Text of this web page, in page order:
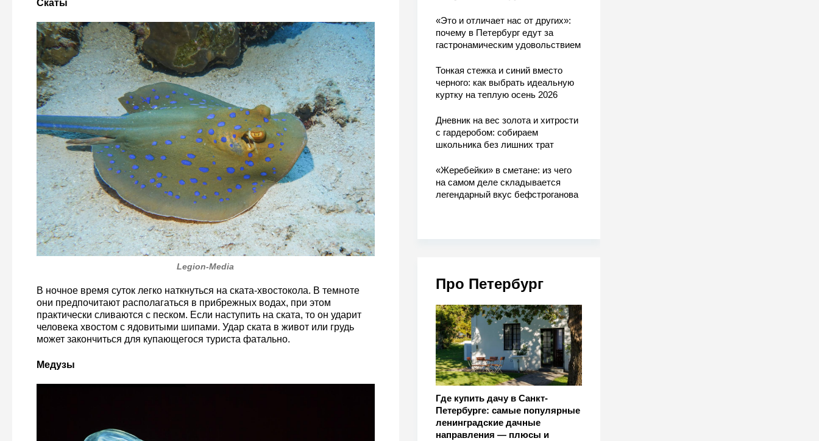
«Это и отличает нас от других»:
почему в Петербург едут за
гастронамическим удовольствием
Тонкая стежка и синий вместо
черного: как выбрать идеальную
куртку на теплую осень 2026
Дневник на вес золота и хитрости
с гардеробом: собираем
школьника без лишних трат
«Жеребейки» в сметане: из чего
на самом деле складывается
легендарный вкус бефстроганова
Про Петербург
Где купить дачу в Санкт-
Петербурге: самые популярные
ленинградские дачные
направления — плюсы и
Скаты
Legion-Media
В ночное время суток легко наткнуться на ската-хвостокола. В темноте
они предпочитают располагаться в прибрежных водах, при этом
практически сливаются с песком. Если наступить на ската, то он ударит
человека хвостом с ядовитыми шипами. Удар ската в живот или грудь
может закончиться для купающегося туриста фатально.
Медузы